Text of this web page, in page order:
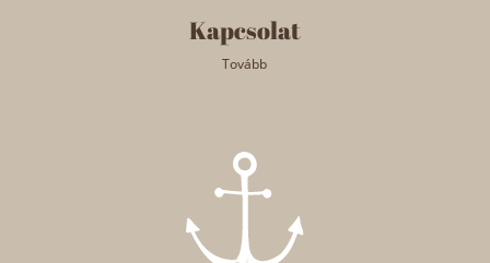
Kapcsolat
Tovább